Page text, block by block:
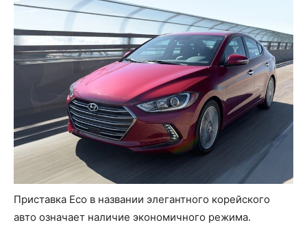
Приставка Eco в названии элегантного корейского
авто означает наличие экономичного режима.